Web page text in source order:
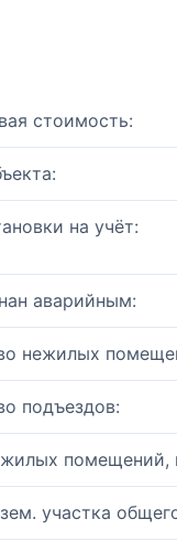
стоимость:
на учёт:
аварийным:
нежилых
подъездов:
помещений,
участка